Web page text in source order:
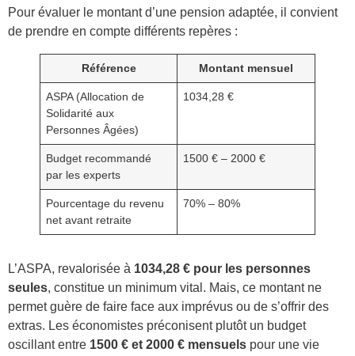
Pour évaluer le montant d’une pension adaptée, il convient
de prendre en compte différents repères :
Référence Montant mensuel
ASPA (Allocation de
Solidarité aux
Personnes Âgées)
1034,28 €
Budget recommandé
par les experts
1500 € – 2000 €
Pourcentage du revenu
net avant retraite
70% – 80%
L’ASPA, revalorisée à 1034,28 € pour les personnes
seules, constitue un minimum vital. Mais, ce montant ne
permet guère de faire face aux imprévus ou de s’offrir des
extras. Les économistes préconisent plutôt un budget
oscillant entre 1500 € et 2000 € mensuels pour une vie